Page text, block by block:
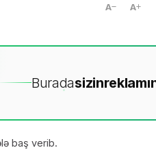
A A
Buradasizin
baş verib.